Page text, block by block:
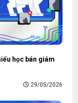
học bán giám
29/05/2026